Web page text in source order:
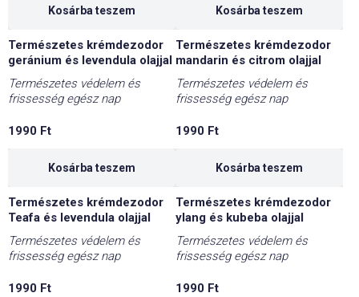
Kosárba teszem Kosárba teszem
Természetes krémdezodor
geránium és levendula olajjal
Természetes védelem és
frissesség egész nap
1990 Ft
Kosárba teszem
Természetes krémdezodor
mandarin és citrom olajjal
Természetes védelem és
frissesség egész nap
1990 Ft
Kosárba teszem
Természetes krémdezodor
Teafa és levendula olajjal
Természetes védelem és
frissesség egész nap
1990 Ft
Természetes krémdezodor
ylang és kubeba olajjal
Természetes védelem és
frissesség egész nap
1990 Ft